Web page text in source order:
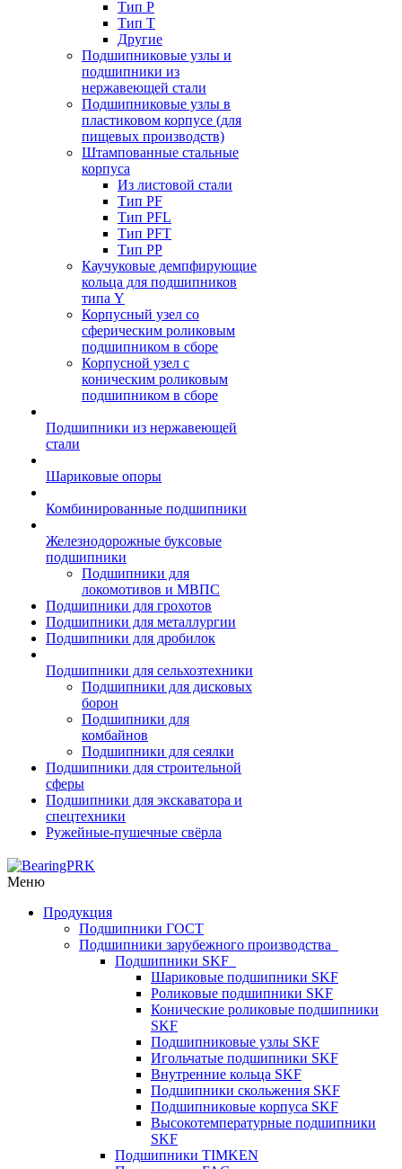
Тип P
Тип T
Другие
Подшипниковые узлы и
подшипники из
нержавеющей стали
Подшипниковые узлы в
пластиковом корпусе (для
пищевых производств)
Штампованные стальные
корпуса
Из листовой стали
Тип PF
Тип PFL
Тип PFT
Тип PP
Каучуковые демпфирующие
кольца для подшипников
типа Y
Корпусный узел со
сферическим роликовым
подшипником в сборе
Корпусной узел с
коническим роликовым
подшипником в сборе
Подшипники из нержавеющей
стали
Шариковые опоры
Комбинированные подшипники
Железнодорожные буксовые
подшипники
Подшипники для
локомотивов и МВПС
Подшипники для грохотов
Подшипники для металлургии
Подшипники для дробилок
Подшипники для сельхозтехники
Подшипники для дисковых
борон
Подшипники для
комбайнов
Подшипники для сеялки
Подшипники для строительной
сферы
Подшипники для экскаватора и
спецтехники
Ружейные-пушечные свёрла
Меню
Продукция
Подшипники ГОСТ
Подшипники зарубежного производства
Подшипники SKF
Шариковые подшипники SKF
Роликовые подшипники SKF
Конические роликовые подшипники
SKF
Подшипниковые узлы SKF
Игольчатые подшипники SKF
Внутренние кольца SKF
Подшипники скольжения SKF
Подшипниковые корпуса SKF
Высокотемпературные подшипники
SKF
Подшипники TIMKEN